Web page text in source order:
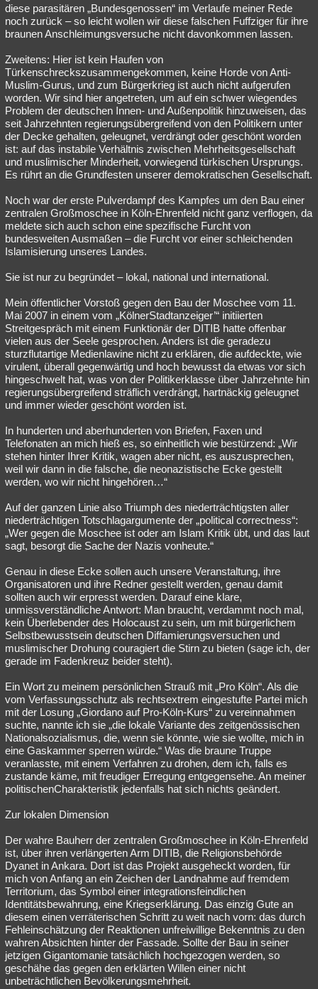
diese parasitären „Bundesgenossen“ im Verlaufe meiner Rede
noch zurück – so leicht wollen wir diese falschen Fuffziger für ihre
braunen Anschleimungsversuche nicht davonkommen lassen.
Zweitens: Hier ist kein Haufen von
Türkenschreckszusammengekommen, keine Horde von Anti-
Muslim-Gurus, und zum Bürgerkrieg ist auch nicht aufgerufen
worden. Wir sind hier angetreten, um auf ein schwer wiegendes
Problem der deutschen Innen- und Außenpolitik hinzuweisen, das
seit Jahrzehnten regierungsübergreifend von den Politikern unter
der Decke gehalten, geleugnet, verdrängt oder geschönt worden
ist: auf das instabile Verhältnis zwischen Mehrheitsgesellschaft
und muslimischer Minderheit, vorwiegend türkischen Ursprungs.
Es rührt an die Grundfesten unserer demokratischen Gesellschaft.
Noch war der erste Pulverdampf des Kampfes um den Bau einer
zentralen Großmoschee in Köln-Ehrenfeld nicht ganz verflogen, da
meldete sich auch schon eine spezifische Furcht von
bundesweiten Ausmaßen – die Furcht vor einer schleichenden
Islamisierung unseres Landes.
Sie ist nur zu begründet – lokal, national und international.
Mein öffentlicher Vorstoß gegen den Bau der Moschee vom 11.
Mai 2007 in einem vom „KölnerStadtanzeiger’“ initiierten
Streitgespräch mit einem Funktionär der DITIB hatte offenbar
vielen aus der Seele gesprochen. Anders ist die geradezu
sturzflutartige Medienlawine nicht zu erklären, die aufdeckte, wie
virulent, überall gegenwärtig und hoch bewusst da etwas vor sich
hingeschwelt hat, was von der Politikerklasse über Jahrzehnte hin
regierungsübergreifend sträflich verdrängt, hartnäckig geleugnet
und immer wieder geschönt worden ist.
In hunderten und aberhunderten von Briefen, Faxen und
Telefonaten an mich hieß es, so einheitlich wie bestürzend: „Wir
stehen hinter Ihrer Kritik, wagen aber nicht, es auszusprechen,
weil wir dann in die falsche, die neonazistische Ecke gestellt
werden, wo wir nicht hingehören…“
Auf der ganzen Linie also Triumph des niederträchtigsten aller
niederträchtigen Totschlagargumente der „political correctness“:
„Wer gegen die Moschee ist oder am Islam Kritik übt, und das laut
sagt, besorgt die Sache der Nazis vonheute.“
Genau in diese Ecke sollen auch unsere Veranstaltung, ihre
Organisatoren und ihre Redner gestellt werden, genau damit
sollten auch wir erpresst werden. Darauf eine klare,
unmissverständliche Antwort: Man braucht, verdammt noch mal,
kein Überlebender des Holocaust zu sein, um mit bürgerlichem
Selbstbewusstsein deutschen Diffamierungsversuchen und
muslimischer Drohung couragiert die Stirn zu bieten (sage ich, der
gerade im Fadenkreuz beider steht).
Ein Wort zu meinem persönlichen Strauß mit „Pro Köln“. Als die
vom Verfassungsschutz als rechtsextrem eingestufte Partei mich
mit der Losung „Giordano auf Pro-Köln-Kurs“ zu vereinnahmen
suchte, nannte ich sie „die lokale Variante des zeitgenössischen
Nationalsozialismus, die, wenn sie könnte, wie sie wollte, mich in
eine Gaskammer sperren würde.“ Was die braune Truppe
veranlasste, mit einem Verfahren zu drohen, dem ich, falls es
zustande käme, mit freudiger Erregung entgegensehe. An meiner
politischenCharakteristik jedenfalls hat sich nichts geändert.
Zur lokalen Dimension
Der wahre Bauherr der zentralen Großmoschee in Köln-Ehrenfeld
ist, über ihren verlängerten Arm DITIB, die Religionsbehörde
Dyanet in Ankara. Dort ist das Projekt ausgeheckt worden, für
mich von Anfang an ein Zeichen der Landnahme auf fremdem
Territorium, das Symbol einer integrationsfeindlichen
Identitätsbewahrung, eine Kriegserklärung. Das einzig Gute an
diesem einen verräterischen Schritt zu weit nach vorn: das durch
Fehleinschätzung der Reaktionen unfreiwillige Bekenntnis zu den
wahren Absichten hinter der Fassade. Sollte der Bau in seiner
jetzigen Gigantomanie tatsächlich hochgezogen werden, so
geschähe das gegen den erklärten Willen einer nicht
unbeträchtlichen Bevölkerungsmehrheit.